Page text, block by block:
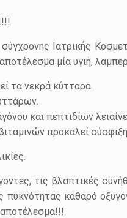
Ιατρικής
μία υγιή,
τα νεκρά κύτταρα.
και πεπτιδίων
προκαλεί
τις βλαπτικές
καθαρό